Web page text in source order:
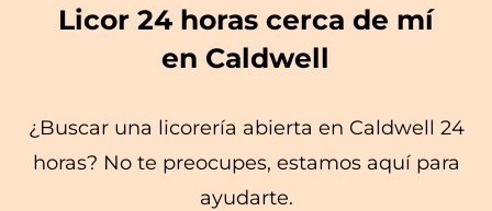
Licor 24 horas cerca de mí
en Caldwell
¿Buscar una licorería abierta en Caldwell 24
horas? No te preocupes, estamos aquí para
ayudarte.